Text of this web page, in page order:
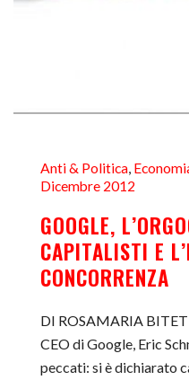
Anti & Politica
Dicembre 2012
GOOGLE,
CAPITALISTI E
CONCORRENZA
DI ROSAMARIA
CEO di Google, Eric
peccati: si è dichiarato